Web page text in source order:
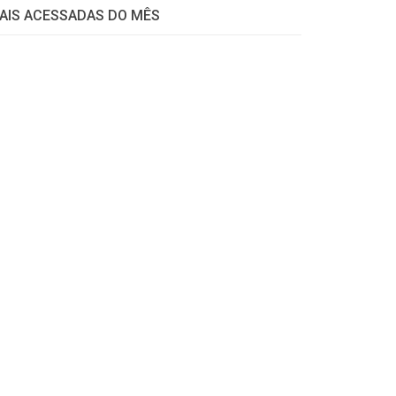
ACESSADAS DO MÊS